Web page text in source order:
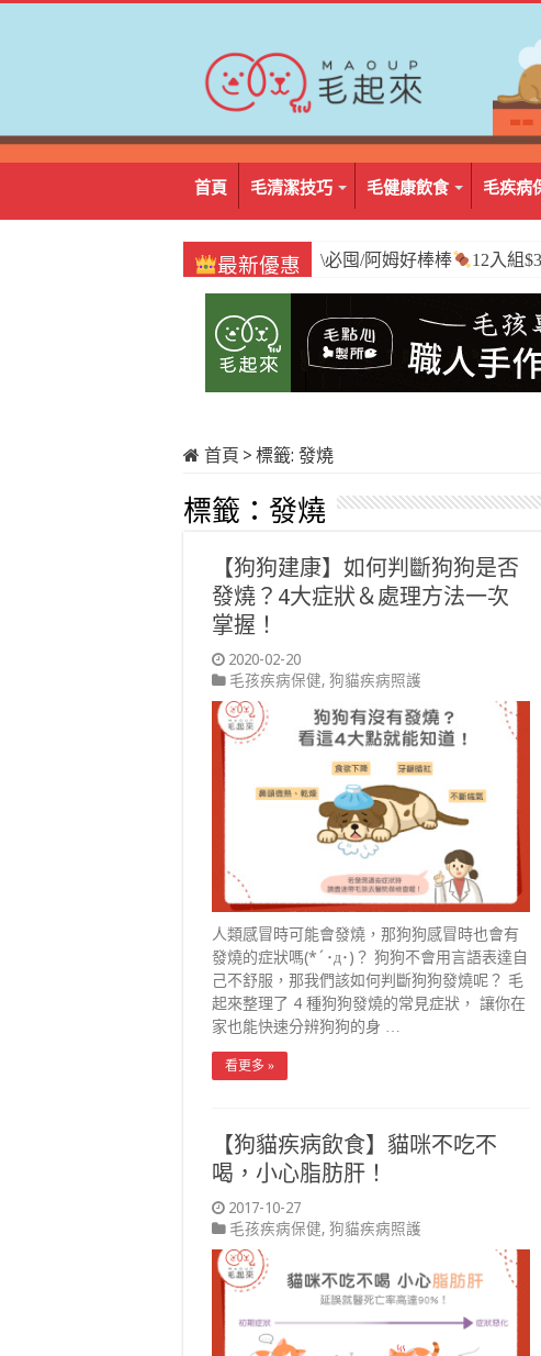
首頁 毛清潔技巧 毛健康飲食 毛疾病
最新優惠 \必囤/阿姆好棒棒 12入組
首頁 > 標籤: 發燒
標籤： 發燒
【狗狗建康】如何判斷狗狗是否
發燒？4大症狀＆處理方法一次
掌握！
2020-02-20
毛孩疾病保健, 狗貓疾病照護
人類感冒時可能會發燒，那狗狗感冒時也會有
發燒的症狀嗎(*´･д･)？ 狗狗不會用言語表達自
己不舒服，那我們該如何判斷狗狗發燒呢？ 毛
起來整理了 4 種狗狗發燒的常見症狀， 讓你在
家也能快速分辨狗狗的身 …
看更多 »
【狗貓疾病飲食】貓咪不吃不
喝，小心脂肪肝！
2017-10-27
毛孩疾病保健, 狗貓疾病照護